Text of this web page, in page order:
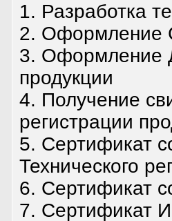
1. Разработка
2. Оформление
3. Оформление
продукции
4. Получение
регистрации
5. Сертификат
Технического
6. Сертификат
7. Сертификат